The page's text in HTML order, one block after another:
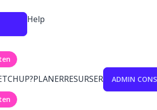
Help
PLANERRESURSER ADMIN